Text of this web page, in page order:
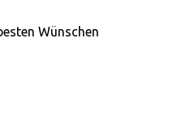
Wünschen